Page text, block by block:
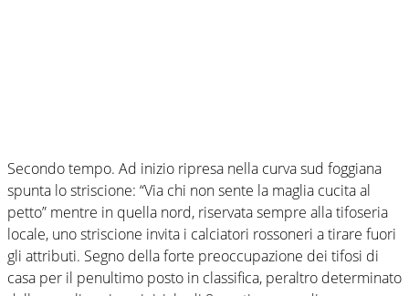
Secondo tempo. Ad inizio ripresa nella curva sud foggiana
spunta lo striscione: “Via chi non sente la maglia cucita al
petto” mentre in quella nord, riservata sempre alla tifoseria
locale, uno striscione invita i calciatori rossoneri a tirare fuori
gli attributi. Segno della forte preoccupazione dei tifosi di
casa per il penultimo posto in classifica, peraltro determinato